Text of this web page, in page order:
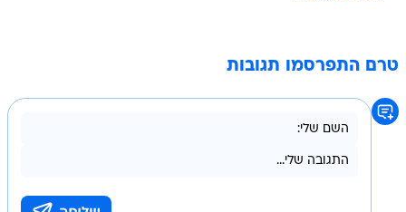
טרם התפרסמו תגובות